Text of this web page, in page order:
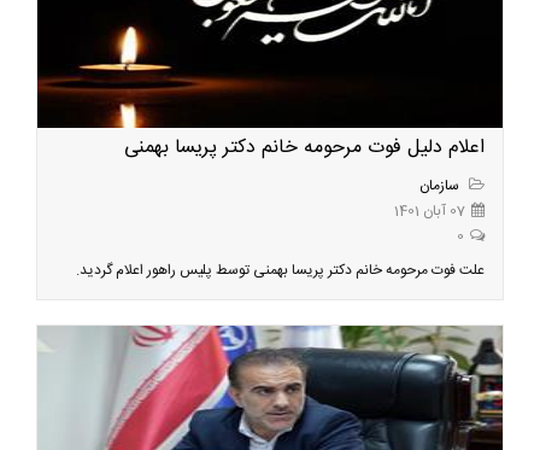
اعلام دلیل فوت مرحومه خانم دکتر پریسا بهمنی
سازمان
07 آبان 1401
0
علت فوت مرحومه خانم دکتر پریسا بهمنی توسط پلیس راهور اعلام گردید.